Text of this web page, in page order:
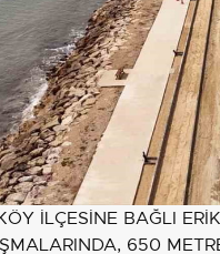
İLÇESİNE BAĞLI
650